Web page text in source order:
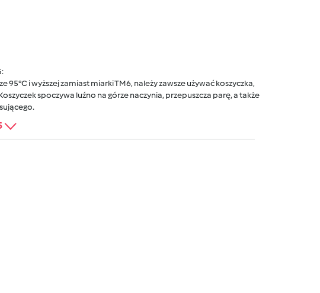
i wyższej zamiast miarki TM6, należy zawsze używać koszyczka,
spoczywa luźno na górze naczynia, przepuszcza parę, a także